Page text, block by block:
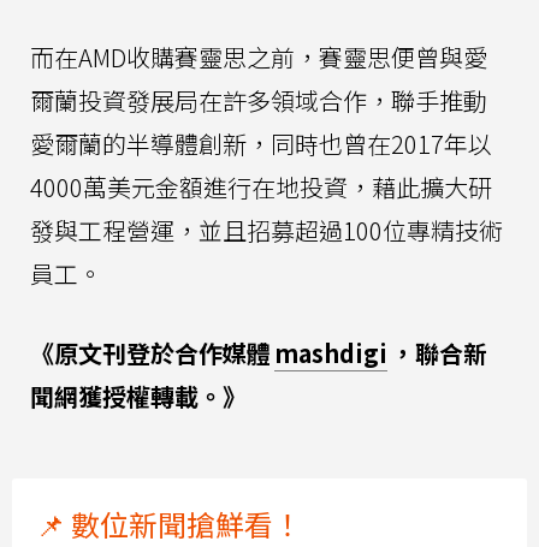
而在AMD收購賽靈思之前，賽靈思便曾與愛
爾蘭投資發展局在許多領域合作，聯手推動
愛爾蘭的半導體創新，同時也曾在2017年以
4000萬美元金額進行在地投資，藉此擴大研
發與工程營運，並且招募超過100位專精技術
員工。
《原文刊登於合作媒體 mashdigi ，聯合新
聞網獲授權轉載。》
📌 數位新聞搶鮮看！